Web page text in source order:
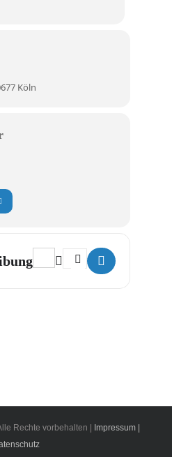
Köln
Address - Bin völlig meiner
Destination Address
Rechte vorbehalten |
Impressum |